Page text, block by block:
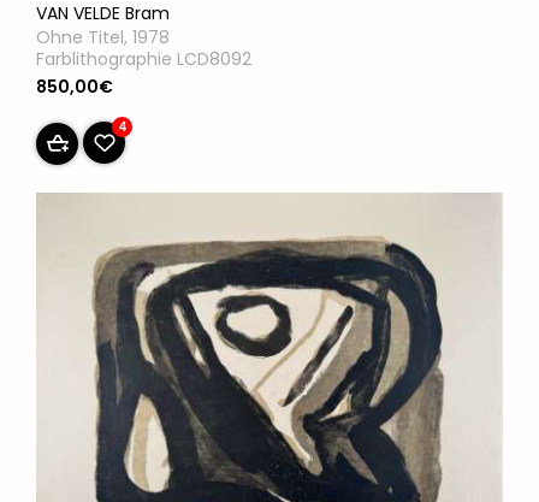
VAN VELDE Bram
Ohne Titel, 1978
Farblithographie LCD8092
850,00€
4